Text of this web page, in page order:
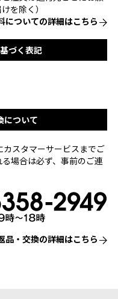
を除く）
についての詳細はこちら
づく表記
について
スタマーサービスまでご
場合は必ず、事前のご連
品・交換の詳細はこちら